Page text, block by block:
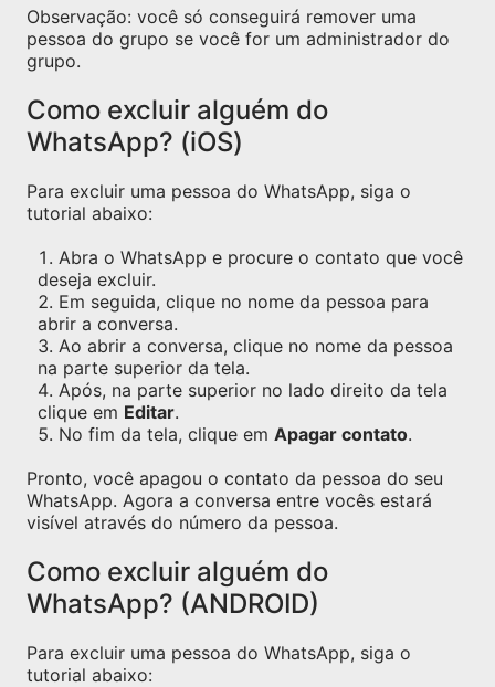
Observação: você só conseguirá remover uma
pessoa do grupo se você for um administrador do
grupo.
Como excluir alguém do
WhatsApp? (iOS)
Para excluir uma pessoa do WhatsApp, siga o
tutorial abaixo:
Abra o WhatsApp e procure o contato que você
deseja excluir.
Em seguida, clique no nome da pessoa para
abrir a conversa.
Ao abrir a conversa, clique no nome da pessoa
na parte superior da tela.
Após, na parte superior no lado direito da tela
clique em Editar.
No fim da tela, clique em Apagar contato.
Pronto, você apagou o contato da pessoa do seu
WhatsApp. Agora a conversa entre vocês estará
visível através do número da pessoa.
Como excluir alguém do
WhatsApp? (ANDROID)
Para excluir uma pessoa do WhatsApp, siga o
tutorial abaixo: